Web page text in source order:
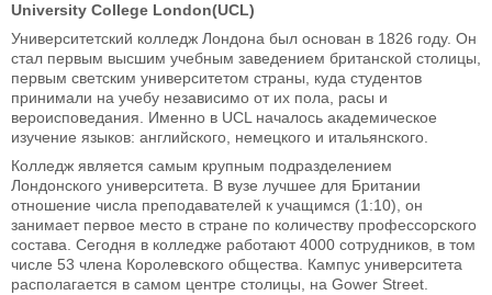
University College London(UCL)
Университетский колледж Лондона был основан в 1826 году. Он
стал первым высшим учебным заведением британской столицы,
первым светским университетом страны, куда студентов
принимали на учебу независимо от их пола, расы и
вероисповедания. Именно в UCL началось академическое
изучение языков: английского, немецкого и итальянского.
Колледж является самым крупным подразделением
Лондонского университета. В вузе лучшее для Британии
отношение числа преподавателей к учащимся (1:10), он
занимает первое место в стране по количеству профессорского
состава. Сегодня в колледже работают 4000 сотрудников, в том
числе 53 члена Королевского общества. Кампус университета
располагается в самом центре столицы, на Gower Street.